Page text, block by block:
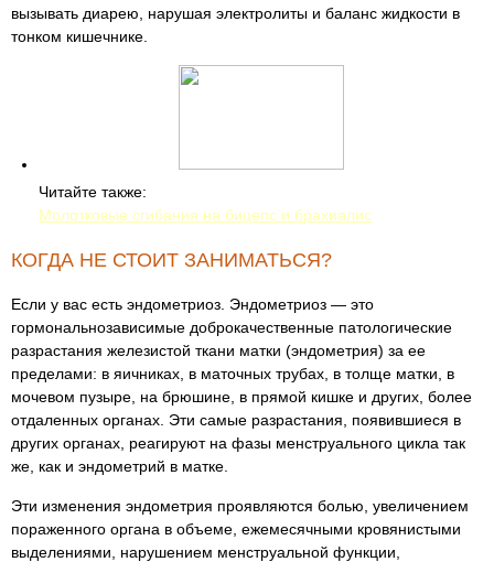
вызывать диарею, нарушая электролиты и баланс жидкости в
тонком кишечнике.
Читайте также:
Молотковые сгибания на бицепс и брахиалис
КОГДА НЕ СТОИТ ЗАНИМАТЬСЯ?
Если у вас есть эндометриоз. Эндометриоз — это
гормональнозависимые доброкачественные патологические
разрастания железистой ткани матки (эндометрия) за ее
пределами: в яичниках, в маточных трубах, в толще матки, в
мочевом пузыре, на брюшине, в прямой кишке и других, более
отдаленных органах. Эти самые разрастания, появившиеся в
других органах, реагируют на фазы менструального цикла так
же, как и эндометрий в матке.
Эти изменения эндометрия проявляются болью, увеличением
пораженного органа в объеме, ежемесячными кровянистыми
выделениями, нарушением менструальной функции,